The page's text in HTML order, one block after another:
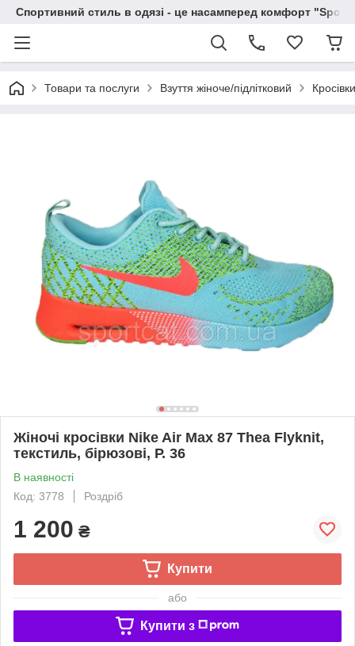
Спортивний стиль в одязі - це насамперед комфорт
Товари та послуги Взуття жіноче/підлітковий
Жіночі кросівки Nike Air Max 87 Thea Flyknit,
текстиль, бірюзові, Р. 36
В наявності
Код: 3778
Роздріб
1 200 ₴
Купити
або
Купити з